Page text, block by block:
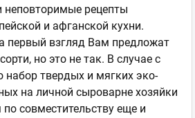
рецепты
и афганской кухни.
первый взгляд Вам предложат
но это не так. В случае с
набор твердых и мягких эко-
на личной сыроварне хозяйки
по совместительству еще и